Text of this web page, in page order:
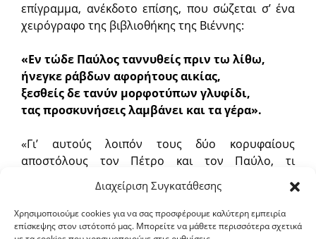
Διαχείριση Συγκατάθεσης
Χρησιμοποιούμε cookies για να σας προσφέρουμε καλύτερη εμπειρία
επίσκεψης στον ιστότοπό μας. Μπορείτε να μάθετε περισσότερα σχετικά
επίγραμμα, ανέκδοτο επίσης, που σώζεται σ’ ένα
χειρόγραφο της βιβλιοθήκης της Βιέννης:
«Εν τώδε Παύλος ταννυθείς πριν τω λίθω,
ήνεγκε ράβδων αφορήτους αικίας,
ξεσθείς δε τανύν μορφοτύπων γλυφίδι,
τας προσκυνήσεις λαμβάνει και τα γέρα».
«Γι’ αυτούς λοιπόν τους δύο κορυφαίους
αποστόλους τον Πέτρο και τον Παύλο, τι
μεγαλύτερο εγκώμιο θα μπορούσε κανείς να
επινόησει», παρατηρεί το συναξάριο της ημέρας,
«παρά τη μαρτυρία και ανακήρυξη του Κυρίου γι’
αυτούς; Τον μεν ένα τον μακάρισε και πέτρα τον